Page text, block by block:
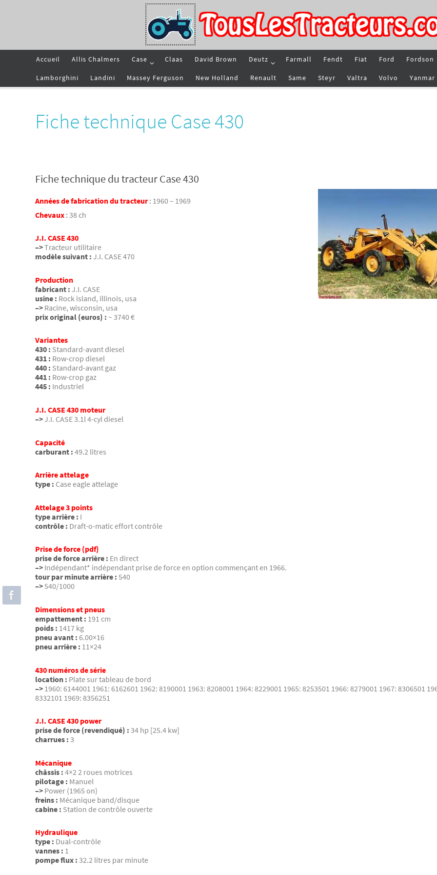
Accueil Allis Chalmers Case Claas David Brown Deutz Farmall Fendt Fiat Ford Fordson
Lamborghini Landini Massey Ferguson New Holland Renault Same Steyr Valtra Volvo Yanmar
Fiche technique Case 430
Fiche technique du tracteur Case 430
Années de fabrication du tracteur: 1960 – 1969
Chevaux : 38 ch
J.I. CASE 430
–>Tracteur utilitaire
modèle suivant : J.I. CASE 470
Production
fabricant : J.I. CASE
usine : Rock island, illinois, usa
–> Racine, wisconsin, usa
prix original (euros) : ~ 3740 €
Variantes
430 : Standard-avant diesel
431 : Row-crop diesel
440 : Standard-avant gaz
441 : Row-crop gaz
445 : Industriel
J.I. CASE 430 moteur
–>J.I. CASE 3.1l 4-cyl diesel
Capacité
carburant : 49.2 litres
Arrière attelage
type : Case eagle attelage
Attelage 3 points
type arrière : I
contrôle : Draft-o-matic effort contrôle
Prise de force (pdf)
prise de force arrière : En direct
–> Indépendant* indépendant prise de force en option commençant en 1966.
tour par minute arrière : 540
–>540/1000
Dimensions et pneus
empattement : 191 cm
poids : 1417 kg
pneu avant : 6.00×16
pneu arrière : 11×24
430 numéros de série
location : Plate sur tableau de bord
–> 1960: 6144001 1961: 6162601 1962: 8190001 1963: 8208001 1964: 8229001 1965: 8253501 1966: 8279001 1967: 8306501
8332101 1969: 8356251
J.I. CASE 430 power
prise de force (revendiqué) : 34 hp [25.4 kw]
charrues : 3
Mécanique
châssis : 4×2 2 roues motrices
pilotage : Manuel
–> Power (1965 on)
freins : Mécanique band/disque
cabine : Station de contrôle ouverte
Hydraulique
type : Dual-contrôle
vannes : 1
pompe flux : 32.2 litres par minute